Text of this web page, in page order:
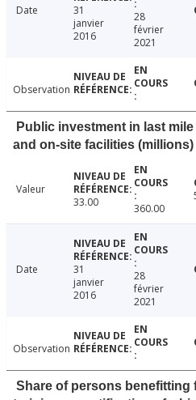
Date
31
janvier
2016
28
février
2021
Observation
Public investment in last
and on-site facilities (millions)
Valeur
33.00
360.00
Date
31
janvier
2016
28
février
2021
Observation
Share of persons benefitting